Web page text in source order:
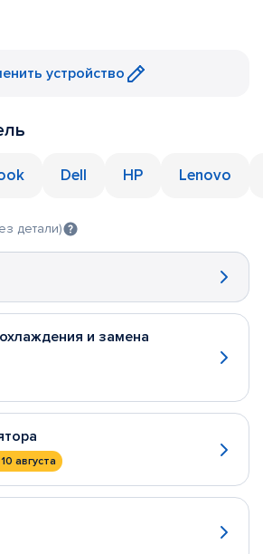
устройство
Dell HP Lenovo
детали)
и замена
августа